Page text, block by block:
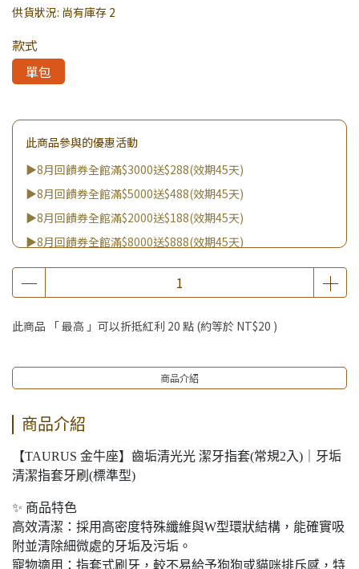
供貨狀況: 尚有庫存 2
款式
單包
此商品參與的優惠活動
▶8月回饋券全館滿$3000送$288(效期45天)
▶8月回饋券全館滿$5000送$488(效期45天)
▶8月回饋券全館滿$2000送$188(效期45天)
▶8月回饋券全館滿$8000送$888(效期45天)
▶消費滿999｜享超值價$299加購BIO UP面膜
▶全館不限消費金額｜享超值價$19起 加購自然主義嚐鮮試吃
▶王國加購活動 訂單享超值優惠價加購好物
此商品 「 最高 」可以折抵紅利 20 點 (約等於 NT$20 )
商品介紹
商品介紹
【TAURUS 金牛座】齒垢清光光 潔牙指套(常規2入)｜牙垢
清潔指套牙刷(標準型)
✨ 商品特色
高效清潔：採用高密度特殊纖維與W型環狀結構，能確實吸
附並清除細微處的牙垢及污垢。
寵物適用：指套式刷牙，較不易給予狗狗或貓咪排斥感，特